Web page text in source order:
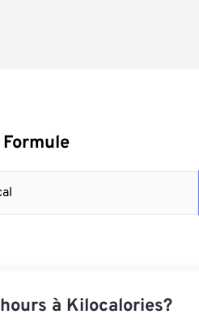
à Kilocalories?